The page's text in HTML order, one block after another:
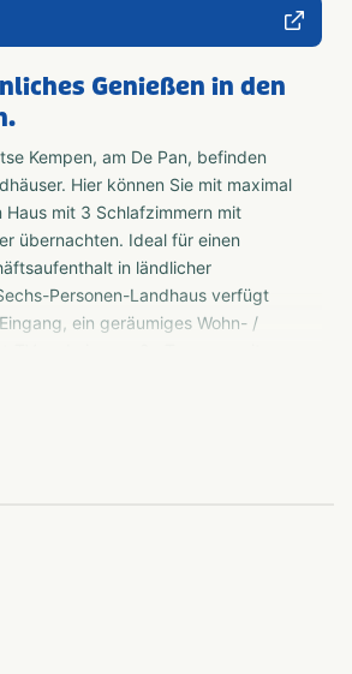
Genießen in den
Kempen, am De Pan, befinden
Hier können Sie mit maximal
Haus mit 3 Schlafzimmern mit
übernachten. Ideal für einen
in ländlicher
Personen-Landhaus verfügt
ein geräumiges Wohn- /
einem eigenen Badezimmer mit
Ausgangspunkt für
oder einen erholsamen